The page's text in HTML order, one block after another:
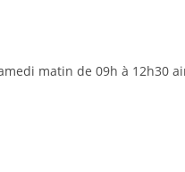
matin de 09h à 12h30